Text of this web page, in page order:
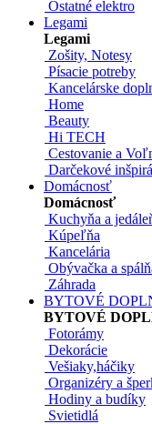
Ostatné elektro
Legami
Legami
Zošity, Notesy
Písacie potreby
Kancelárske
Home
Beauty
Hi TECH
Cestovanie a
Darčekové
Domácnosť
Domácnosť
Kuchyňa a
Kúpeľňa
Kancelária
Obývačka a
Záhrada
BYTOVÉ
BYTOVÉ
Fotorámy
Dekorácie
Vešiaky,háčiky
Organizéry a
Hodiny a budíky
Svietidlá